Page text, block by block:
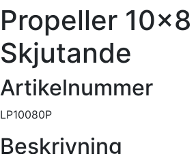
Propeller
Skjutande
Artikelnummer
LP10080P
Beskrivning